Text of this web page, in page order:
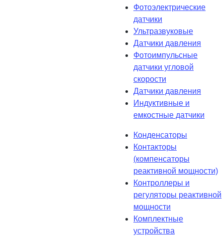
Фотоэлектрические
датчики
Ультразвуковые
Датчики давления
Фотоимпульсные
датчики угловой
скорости
Датчики давления
Индуктивные и
емкостные датчики
Конденсаторы
Контакторы
(компенсаторы
реактивной мощности)
Контроллеры и
регуляторы реактивной
мощности
Комплектные
устройства